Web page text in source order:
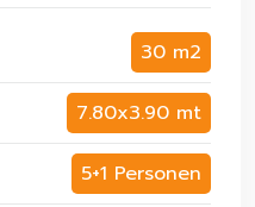
30 m2
7.80x3.90 mt
5+1 Personen